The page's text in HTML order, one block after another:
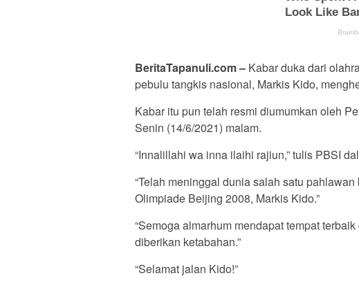
BeritaTapanuli.com – Kabar duka dari
pebulu tangkis nasional, Markis Kido,
Kabar itu pun telah resmi diumumkan oleh
Senin (14/6/2021) malam.
“Innalillahi wa inna ilaihi rajiun,” tulis PBSI
“Telah meninggal dunia salah satu
Olimpiade Beijing 2008, Markis Kido.”
“Semoga almarhum mendapat tempat
diberikan ketabahan.”
“Selamat jalan Kido!”